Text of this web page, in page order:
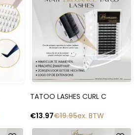
TATOO LASHES CURL C
€19.95
€13.97 ex. BTW